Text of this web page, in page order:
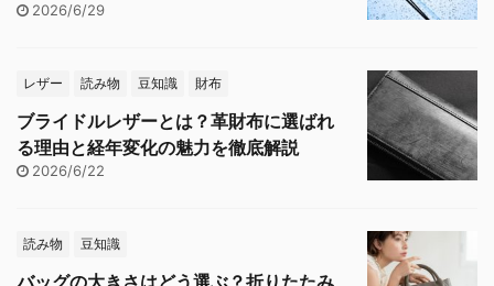
2026/6/29
レザー 読み物 豆知識 財布
ブライドルレザーとは？革財布に選ばれ
る理由と経年変化の魅力を徹底解説
2026/6/22
読み物 豆知識
バッグの大きさはどう選ぶ？折りたたみ